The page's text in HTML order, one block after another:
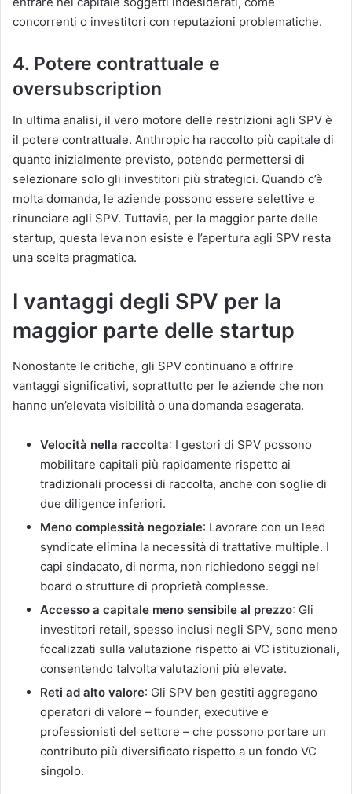
concorrenti o investitori con reputazioni problematiche.
4. Potere contrattuale e
oversubscription
In ultima analisi, il vero motore delle restrizioni agli SPV è
il potere contrattuale. Anthropic ha raccolto più capitale di
quanto inizialmente previsto, potendo permettersi di
selezionare solo gli investitori più strategici. Quando c’è
molta domanda, le aziende possono essere selettive e
rinunciare agli SPV. Tuttavia, per la maggior parte delle
startup, questa leva non esiste e l’apertura agli SPV resta
una scelta pragmatica.
I vantaggi degli SPV per la
maggior parte delle startup
Nonostante le critiche, gli SPV continuano a offrire
vantaggi significativi, soprattutto per le aziende che non
hanno un’elevata visibilità o una domanda esagerata.
Velocità nella raccolta: I gestori di SPV possono
mobilitare capitali più rapidamente rispetto ai
tradizionali processi di raccolta, anche con soglie di
due diligence inferiori.
Meno complessità negoziale: Lavorare con un lead
syndicate elimina la necessità di trattative multiple. I
capi sindacato, di norma, non richiedono seggi nel
board o strutture di proprietà complesse.
Accesso a capitale meno sensibile al prezzo: Gli
investitori retail, spesso inclusi negli SPV, sono meno
focalizzati sulla valutazione rispetto ai VC istituzionali,
consentendo talvolta valutazioni più elevate.
Reti ad alto valore: Gli SPV ben gestiti aggregano
operatori di valore – founder, executive e
professionisti del settore – che possono portare un
contributo più diversificato rispetto a un fondo VC
singolo.